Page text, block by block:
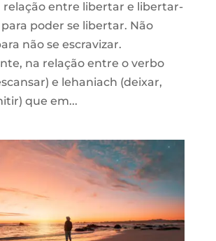
relação entre libertar e libertar-
poder se libertar. Não
não se escravizar.
na relação entre o verbo
e lehaniach (deixar,
que em...